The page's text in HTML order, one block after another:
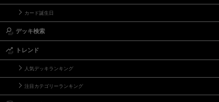
カード誕生日
デッキ検索
トレンド
人気デッキランキング
注目カテゴリーランキング